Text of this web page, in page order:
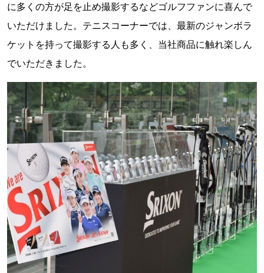
に多くの方が足を止め撮影するなどゴルフファンに喜んで
いただけました。テニスコーナーでは、最新のジャンボラ
ケットを持って撮影する人も多く、当社商品に触れ楽しん
でいただきました。